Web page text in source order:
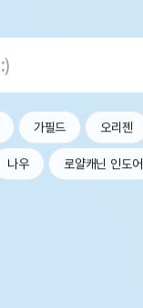
가필드 오리젠
나우 로얄캐닌 인도어